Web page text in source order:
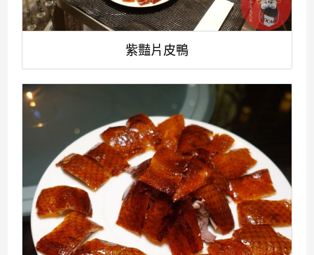
紫豔片皮鴨